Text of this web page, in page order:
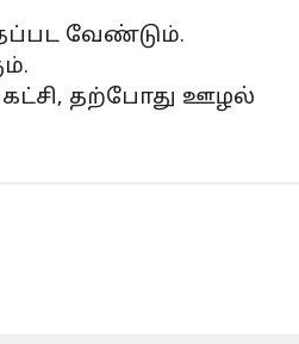
வேண்டும்.
கட்சி, தற்போது ஊழல்